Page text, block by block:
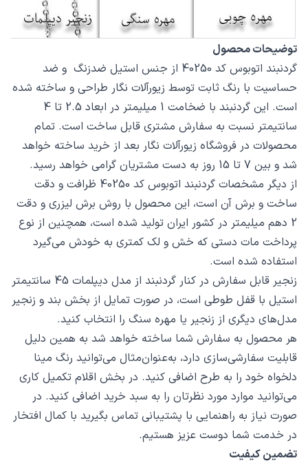
توضیحات محصول
گردنبند اتوبوس کد 40250 از جنس استیل ضدزنگ و ضد
حساسیت با رنگ ثابت توسط زیورآلات نگار طراحی و ساخته شده
است. این گردنبند با ضخامت 1 میلیمتر در ابعاد 2.5 تا 4
سانتیمتر نسبت به سفارش مشتری قابل ساخت است. تمام
محصولات در فروشگاه زیورآلات نگار بعد از خرید ساخته خواهد
شد و بین 7 تا 15 روز به دست مشتریان گرامی خواهد رسید.
از دیگر مشخصات گردنبند اتوبوس کد 40250 ظرافت و دقت
ساخت و برش آن است، این محصول با روش برش لیزری و دقت
2 دهم میلیمتر در کشور ایران تولید شده است، همچنین از نوع
پرداخت مات دستی که خش و لک کمتری به خودش می‌گیرد
استفاده شده است.
زنجیر قابل سفارش در کنار گردنبند از مدل دیپلمات 45 سانتیمتر
استیل با قفل طوطی است، در صورت تمایل از بخش بند و زنجیر
مدل‌های دیگری از زنجیر یا مهره سنگ را انتخاب کنید.
هر محصول به سفارش شما ساخته خواهد شد به همین دلیل
قابلیت سفارشی‌سازی دارد، به‌عنوان‌مثال می‌توانید رنگ مینا
دلخواه خود را به طرح اضافی کنید. در بخش اقلام تکمیل کاری
می‌توانید موارد مورد نظرتان را به سبد خرید اضافی کنید. در
صورت نیاز به راهنمایی با پشتیبانی تماس بگیرید با کمال افتخار
در خدمت شما دوست عزیز هستیم.
تضمین کیفیت